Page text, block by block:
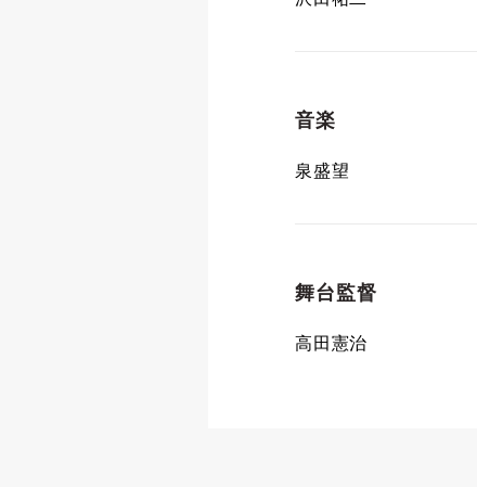
音楽
泉盛望
舞台監督
高田憲治